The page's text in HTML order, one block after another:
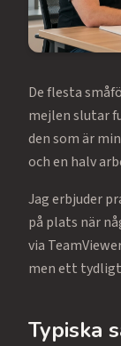
De flesta
mejlen slutar
den som är
och en halv
Jag erbjuder
på plats när
via
men ett tydligt
Typiska